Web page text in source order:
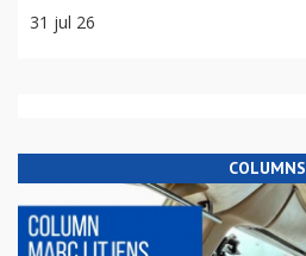
31 jul 26
COLUMNS